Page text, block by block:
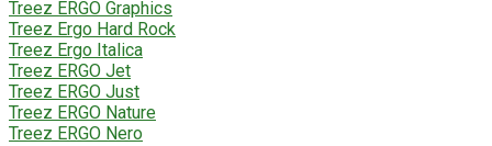
Treez ERGO Graphics
Treez Ergo Hard Rock
Treez Ergo Italica
Treez ERGO Jet
Treez ERGO Just
Treez ERGO Nature
Treez ERGO Nero